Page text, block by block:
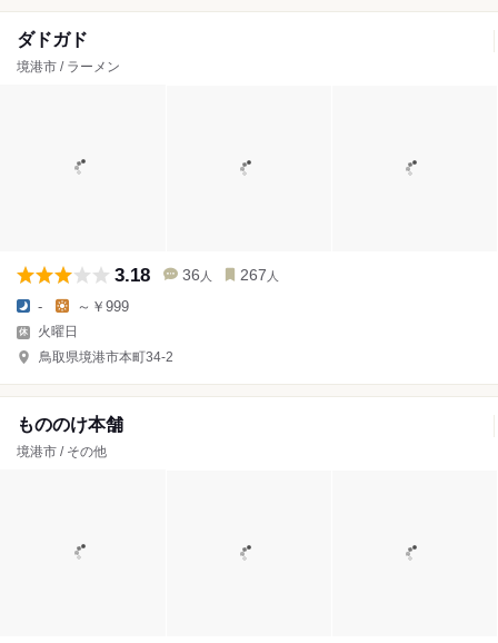
ダドガド
境港市 / ラーメン
3.18 36 人 267 人
- ～￥999
火曜日
鳥取県境港市本町34-2
もののけ本舗
境港市 / その他